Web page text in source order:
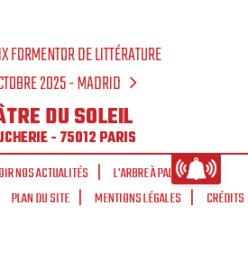
FORMENTOR DE LITTÉRATURE
2025 - MADRID
DU SOLEIL
- 75012 PARIS
NOS ACTUALITÉS
L'ARBRE À PALABRES
PLAN DU SITE MENTIONS LÉGALES CRÉDITS